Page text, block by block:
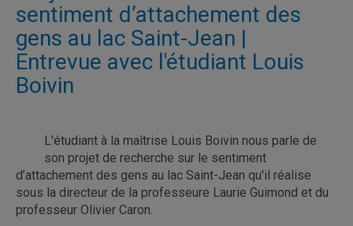
sentiment d’attachement des
gens au lac Saint-Jean |
Entrevue avec l'étudiant Louis
Boivin
L'étudiant à la maîtrise Louis Boivin nous parle de
son projet de recherche sur le sentiment
d’attachement des gens au lac Saint-Jean qu'il réalise
sous la directeur de la professeure Laurie Guimond et du
professeur Olivier Caron.